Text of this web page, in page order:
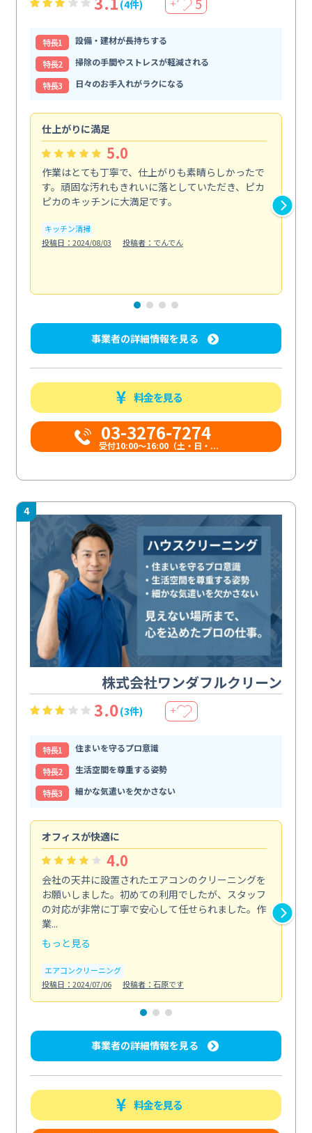
(4件) ＋ 5
特⻑1
設備・建材が長持ちする
特⻑2
掃除の手間やストレスが軽減される
特⻑3
日々のお手入れがラクになる
仕上がりに満足
5.0
作業はとても丁寧で、仕上がりも素晴らしかったで
す。頑固な汚れもきれいに落としていただき、ピカ
ピカのキッチンに大満足です。
キッチン清掃
投稿日：2024/08/03
投稿者：でんでん
事業者の詳細情報を見る
料金を見る
03-3276-7274
受付10:00〜16:00（土・日・...
4
株式会社ワンダフルクリーン
3.0(3件) ＋
特⻑1
住まいを守るプロ意識
特⻑2
生活空間を尊重する姿勢
特⻑3
細かな気遣いを欠かさない
オフィスが快適に
4.0
会社の天井に設置されたエアコンのクリーニングを
お願いしました。初めての利用でしたが、スタッフ
の対応が非常に丁寧で安心して任せられました。作
業...
もっと見る
エアコンクリーニング
投稿日：2024/07/06
投稿者：石原です
事業者の詳細情報を見る
料金を見る